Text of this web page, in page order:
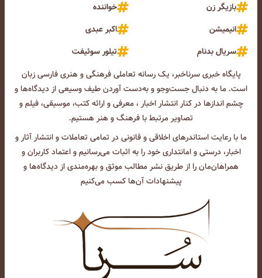
بازیگر زن
خواننده
انیمیشن
اکبر عبدی
سریال بدنام
تیلور سوئیفت
پایگاه خبری سرناخبر، یک رسانه تعاملی فرهنگی و هنری فارسی زبان
است. ما به دنبال جست‌و‌جو و به‌دست آوردن طیف وسیعی از دیدگاه‌ها و
چشم انداز‌ها در کنار انتشار اخبار ، معرفی و ارائه کتب، موسیقی، فیلم و
تصاویر مرتبط با فرهنگ و هنر هستیم.
ما با رعایت استاندرهای اخلاقی و قانونی در تمامی تعاملات و انتشار آثار و
اخبار، درستی و امانتداری خود را به اثبات می‌رسانیم و اعتماد کاربران و
همراهان‌مان را از طریق نشر مطالب موثق و بهره‌مندی از دیدگاه‌ها و
پیشنهادات آن‌ها کسب می‌کنیم